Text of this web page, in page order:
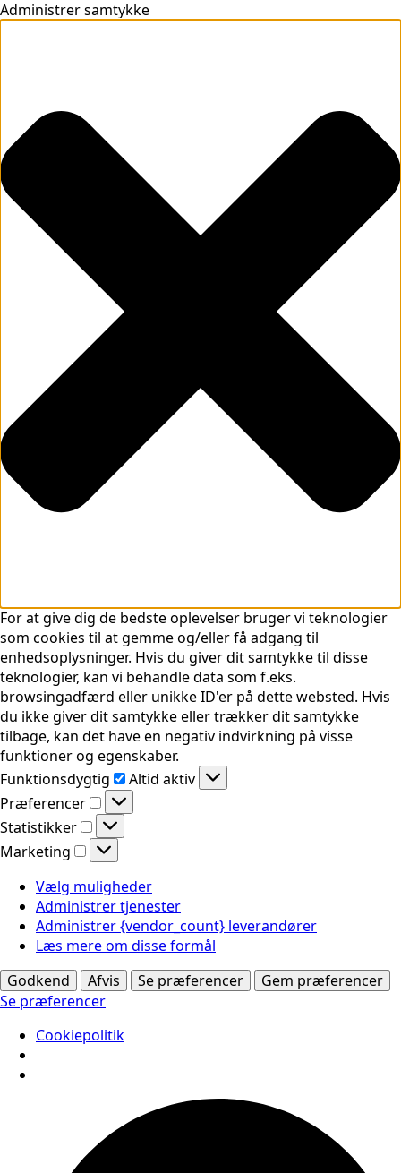
Administrer samtykke
For at give dig de bedste oplevelser bruger vi teknologier
som cookies til at gemme og/eller få adgang til
enhedsoplysninger. Hvis du giver dit samtykke til disse
teknologier, kan vi behandle data som f.eks.
browsingadfærd eller unikke ID'er på dette websted. Hvis
du ikke giver dit samtykke eller trækker dit samtykke
tilbage, kan det have en negativ indvirkning på visse
funktioner og egenskaber.
Funktionsdygtig
Funktionsdygtig
Altid aktiv
Præferencer
Præferencer
Statistikker
Statistikker
Marketing
Marketing
Vælg muligheder
Administrer tjenester
Administrer {vendor_count} leverandører
Læs mere om disse formål
Godkend
Afvis Se præferencer
Gem præferencer
Se præferencer
Cookiepolitik